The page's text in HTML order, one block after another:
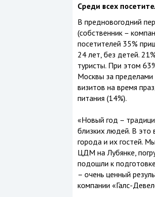
Среди всех
В предновогодний
(собственник –
посетителей 35%
24 лет, без детей.
туристы. При этом
Москвы за
визитов на время
питания (14%).
«Новый год –
близких людей. В это
города и их гостей.
ЦДМ на Лубянке,
подошли к
– очень ценный
компании «Галс-